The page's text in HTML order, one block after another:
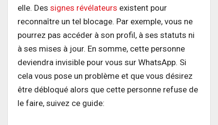
elle. Des signes révélateurs existent pour
reconnaître un tel blocage. Par exemple, vous ne
pourrez pas accéder à son profil, à ses statuts ni
à ses mises à jour. En somme, cette personne
deviendra invisible pour vous sur WhatsApp. Si
cela vous pose un problème et que vous désirez
être débloqué alors que cette personne refuse de
le faire, suivez ce guide: